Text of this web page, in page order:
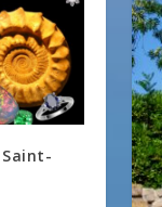
Saint-